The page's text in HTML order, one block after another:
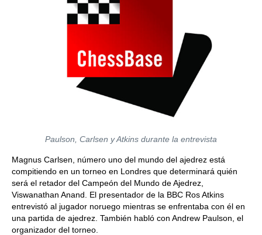
Paulson, Carlsen y Atkins durante la entrevista
Magnus Carlsen, número uno del mundo del ajedrez está
compitiendo en un torneo en Londres que determinará quién
será el retador del Campeón del Mundo de Ajedrez,
Viswanathan Anand. El presentador de la BBC Ros Atkins
entrevistó al jugador noruego mientras se enfrentaba con él en
una partida de ajedrez. También habló con Andrew Paulson, el
organizador del torneo.